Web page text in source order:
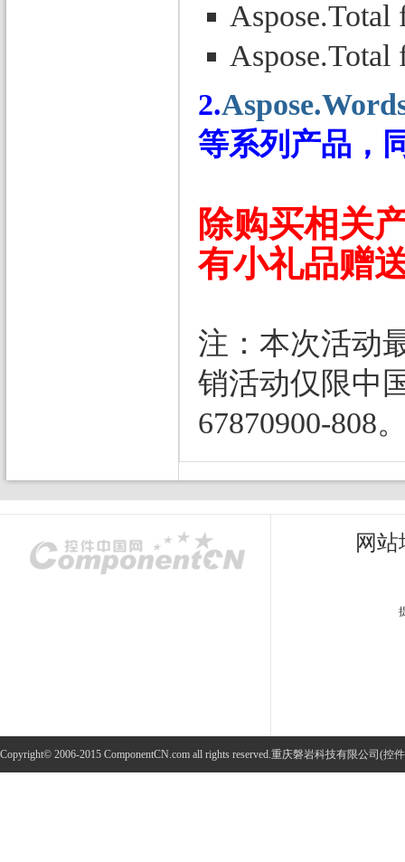
Aspose.Total
2.
等系列产品，
除购买相关
有小礼品赠
注：本次活动
销活动仅限中
67870900-808
网
Copyright© 2006-2015 ComponentCN.com all rights reserved.重庆磐岩科技有限公司(